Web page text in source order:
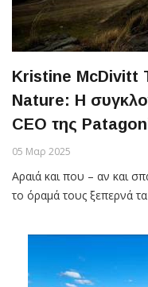
Kristine McDivitt
Nature: Η
CEO της
05 Μαρ 2025
Αραιά και που – αν και
το όραμά τους ξεπερνά